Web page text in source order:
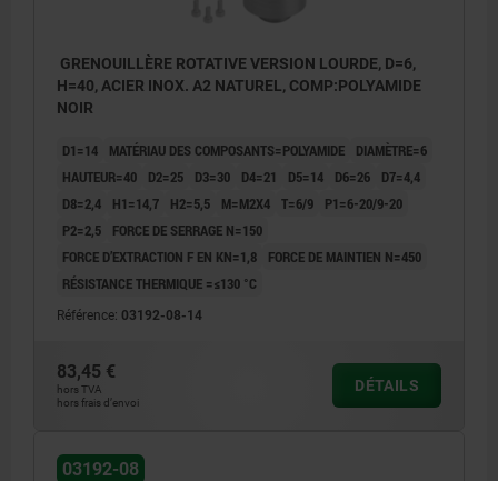
1) Option de montage 1
3) Plaque
GRENOUILLÈRE ROTATIVE VERSION LOURDE, D=6,
H=40, ACIER INOX. A2 NATUREL, COMP:POLYAMIDE
NOIR
D1=14 MATÉRIAU DES COMPOSANTS=POLYAMIDE
DIAMÈTRE=6
HAUTEUR=40
D2=25 D3=30 D4=21 D5=14 D6=26
D7=4,4
D8=2,4
H1=14,7 H2=5,5 M=M2X4 T=6/9
P1=6-20/9-20
P2=2,5
FORCE DE SERRAGE N=150
FORCE D’EXTRACTION F EN KN=1,8
FORCE DE MAINTIEN N=450
RÉSISTANCE THERMIQUE =≤130 °C
Référence: 03192-08-14
83,45 €
hors TVA
hors frais d’envoi
DÉTAILS
03192-08